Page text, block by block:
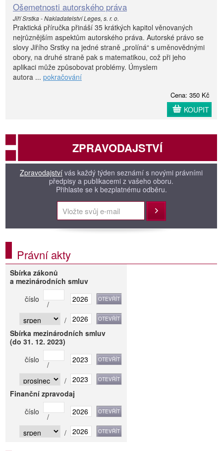
Ošemetnosti autorského práva
Jiří Srstka - Nakladatelství Leges, s. r. o.
Praktická příručka přináší 35 krátkých kapitol věnovaných
nejrůznějším aspektům autorského práva. Autorské právo se
slovy Jiřího Srstky na jedné straně „prolíná“ s uměnovědnými
obory, na druhé straně pak s matematikou, což při jeho
aplikaci může způsobovat problémy. Úmyslem
autora ... pokračování
Cena: 350 Kč
KOUPIT
ZPRAVODAJSTVÍ
Zpravodajství vás každý týden seznámí s novými právními
předpisy a publikacemi z vašeho oboru.
Přihlaste se k bezplatnému odběru.
Přihlásit
Právní akty
Sbírka zákonů
a mezinárodních smluv
číslo
/
/
Sbírka mezinárodních smluv
(do 31. 12. 2023)
číslo
/
/
Finanční zpravodaj
číslo
/
/